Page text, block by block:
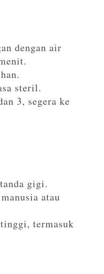
dengan air
steril.
3, segera ke
gigi.
atau
termasuk